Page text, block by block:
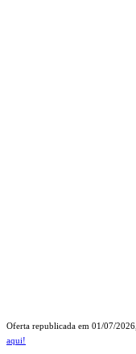
Oferta republicada em 01/07/2026
aqui!